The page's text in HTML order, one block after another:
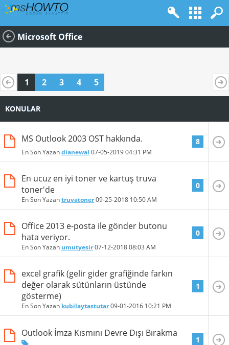
Microsoft Office
1 2 3 4 5
KONULAR
MS Outlook 2003 OST hakkında.
En Son Yazandianewal 07-05-201904:31 PM
8
En ucuz en iyi toner ve kartuş truva
toner'de
En Son Yazantruvatoner09-25-2018 10:50 AM
0
Office 2013 e-posta ile gönder butonu
hata veriyor.
En Son Yazan umutyesir07-12-201808:03 AM
0
excel grafik (gelir gider grafiğinde farkın
değer olarak sütünların üstünde
gösterme)
En Son Yazan kubilaytastutar09-01-2016 10:21 PM
1
Outlook İmza Kısmını Devre Dışı Bırakma
1